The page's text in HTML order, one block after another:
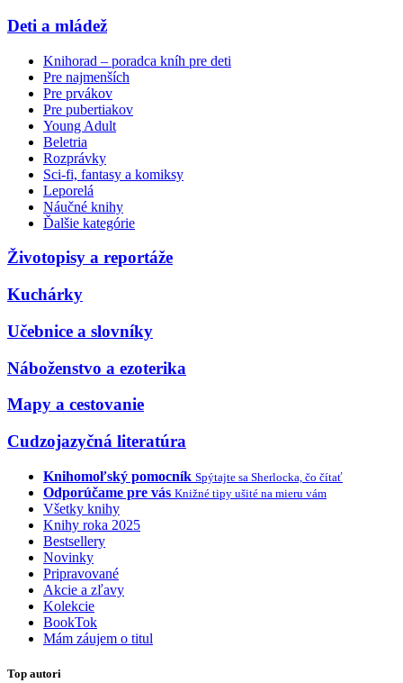
Deti a mládež
Knihorad – poradca kníh pre deti
Pre najmenších
Pre prvákov
Pre pubertiakov
Young Adult
Beletria
Rozprávky
Sci-fi, fantasy a komiksy
Leporelá
Náučné knihy
Ďalšie kategórie
Životopisy a reportáže
Kuchárky
Učebnice a slovníky
Náboženstvo a ezoterika
Mapy a cestovanie
Cudzojazyčná literatúra
Knihomoľský pomocník Spýtajte sa Sherlocka, čo čítať
Odporúčame pre vás Knižné tipy ušité na mieru vám
Všetky knihy
Knihy roka 2025
Bestsellery
Novinky
Pripravované
Akcie a zľavy
Kolekcie
BookTok
Mám záujem o titul
Top autori